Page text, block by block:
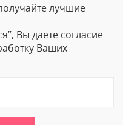
лучшие
Вы даете согласие
Ваших